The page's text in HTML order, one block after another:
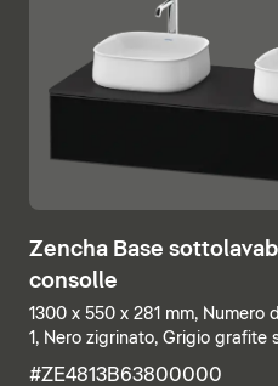
Zencha Base
consolle
1300 x 550 x 281 mm, Numero
1, Nero zigrinato, Grigio grafite
#ZE4813B63800000